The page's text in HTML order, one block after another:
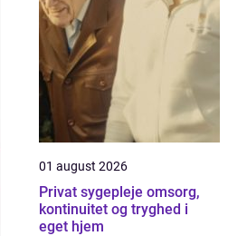
01 august 2026
Privat sygepleje omsorg,
kontinuitet og tryghed i
eget hjem